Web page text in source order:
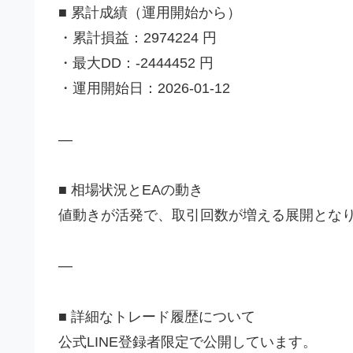
■ 累計成績（運用開始から）
・累計損益：2974224 円
・最大DD：-2444452 円
・運用開始日：2026-01-12
—
■ 相場状況とEAの動き
値動きが活発で、取引回数が増える展開とな
—
■ 詳細なトレード履歴について
公式LINE登録者限定で公開しています。